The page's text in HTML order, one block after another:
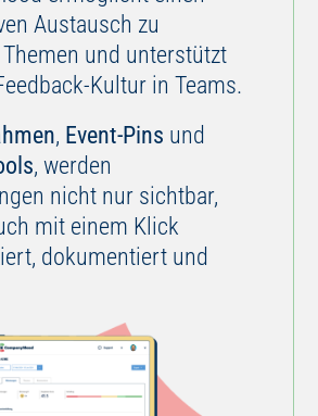
und unterstützt
Kultur in Teams.
,Event-Pinsund
, werden
nicht nur sichtbar,
mit einem Klick
dokumentiert und